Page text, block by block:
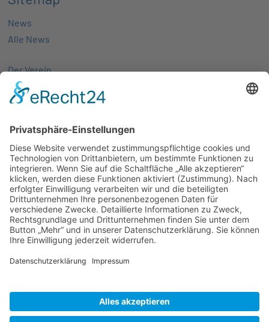
News
Alle News
Der Verein
Über uns
Aktivitäten
Mitgliedschaft
Partnernetze
Veranstaltungen
Alle Veranstaltungen
Jobs
Alle Jobs
AGB
Impressum